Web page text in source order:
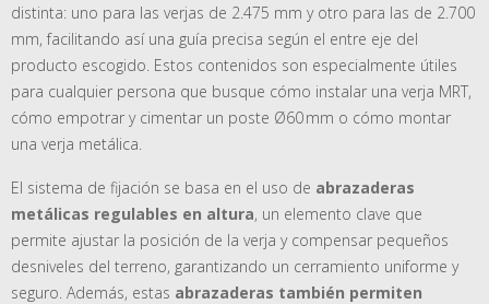
distinta: uno para las verjas de 2.475 mm y otro para las de 2.700
mm, facilitando así una guía precisa según el entre eje del
producto escogido. Estos contenidos son especialmente útiles
para cualquier persona que busque cómo instalar una verja MRT,
cómo empotrar y cimentar un poste Ø60 mm o cómo montar
una verja metálica.
El sistema de fijación se basa en el uso de abrazaderas
metálicas regulables en altura, un elemento clave que
permite ajustar la posición de la verja y compensar pequeños
desniveles del terreno, garantizando un cerramiento uniforme y
seguro. Además, estas abrazaderas también permiten